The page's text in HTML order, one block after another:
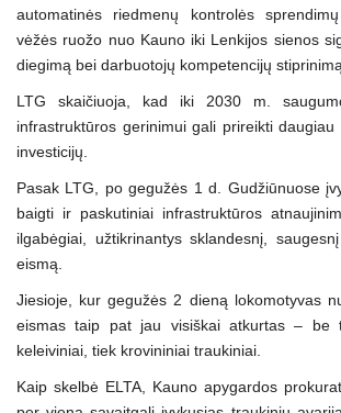
automatinės riedmenų kontrolės
vėžės ruožo nuo Kauno iki Lenkijos sienos
diegimą bei darbuotojų kompetencijų
LTG skaičiuoja, kad iki 2030 m.
infrastruktūros gerinimui gali prireikti
investicijų.
Pasak LTG, po gegužės 1 d. Gudžiūnuose
baigti ir paskutiniai infrastruktūros
ilgabėgiai, užtikrinantys sklandesnį,
eismą.
Jiesioje, kur gegužės 2 dieną lokomotyvas
eismas taip pat jau visiškai atkurtas – be
keleiviniai, tiek krovininiai traukiniai.
Kaip skelbė ELTA, Kauno apygardos